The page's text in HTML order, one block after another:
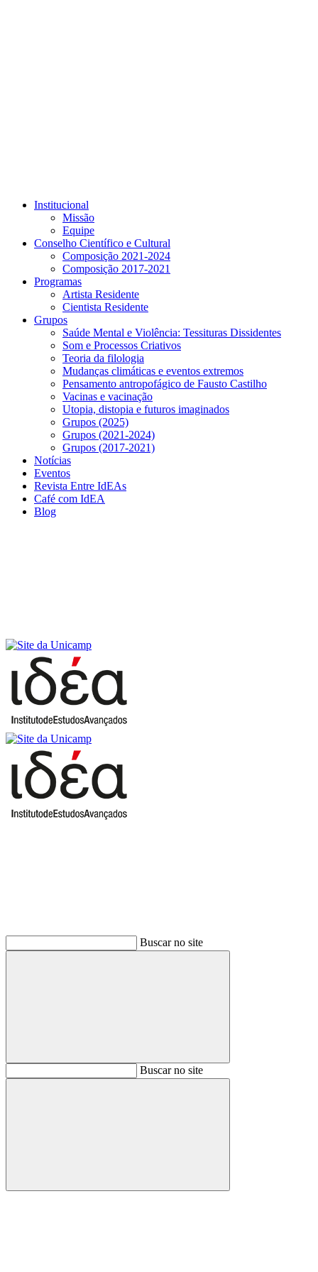
Institucional
Missão
Equipe
Conselho Científico e Cultural
Composição 2021-2024
Composição 2017-2021
Programas
Artista Residente
Cientista Residente
Grupos
Saúde Mental e Violência: Tessituras Dissidentes
Som e Processos Criativos
Teoria da filologia
Mudanças climáticas e eventos extremos
Pensamento antropofágico de Fausto Castilho
Vacinas e vacinação
Utopia, distopia e futuros imaginados
Grupos (2025)
Grupos (2021-2024)
Grupos (2017-2021)
Notícias
Eventos
Revista Entre IdEAs
Café com IdEA
Blog
Buscar no site
BuscarBuscar no site
Buscar